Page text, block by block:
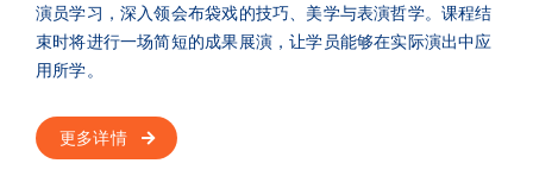
演员学习，深入领会布袋戏的技巧、美学与表演哲学。课程结
束时将进行一场简短的成果展演，让学员能够在实际演出中应
用所学。